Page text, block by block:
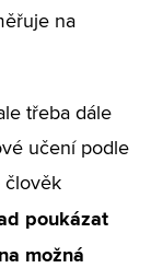
na
třeba dále
učení podle
člověk
poukázat
možná